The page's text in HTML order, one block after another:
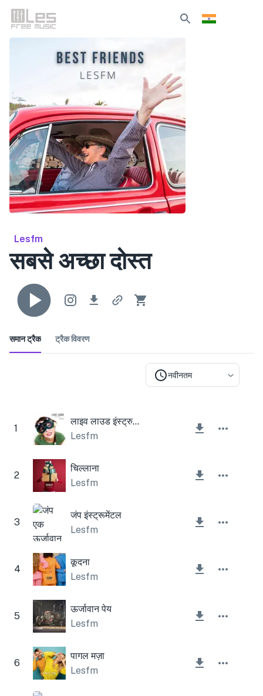
Lesfm
सबसे अच्छा दोस्त
समान ट्रैक ट्रैक विवरण
नवीनतम
1
लाइव लाउड इंस्ट्रुमेंटल
Lesfm
2
चिल्लाना
Lesfm
3
जंप इंस्ट्रूमेंटल
Lesfm
4
कूदना
Lesfm
5
ऊर्जावान पेय
Lesfm
6
पागल मज़ा
Lesfm